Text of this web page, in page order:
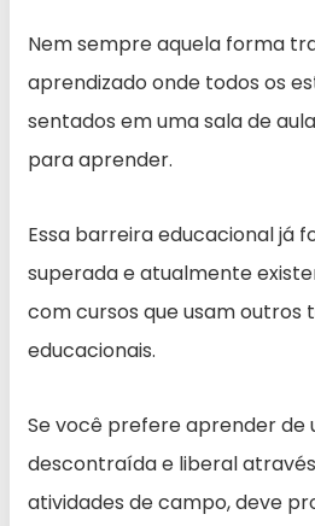
Nem sempre aquela forma
aprendizado onde todos os
sentados em uma sala de
para aprender.
Essa barreira educacional já
superada e atualmente
com cursos que usam outros
educacionais.
Se você prefere aprender de
descontraída e liberal
atividades de campo, deve